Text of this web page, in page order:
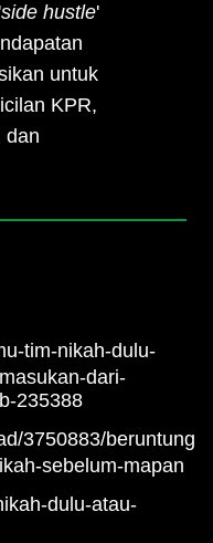
side hustle'
untuk
KPR,
dan
tim-nikah-dulu-
dari-
235388
3750883/beruntung
sebelum-mapan
dulu-atau-